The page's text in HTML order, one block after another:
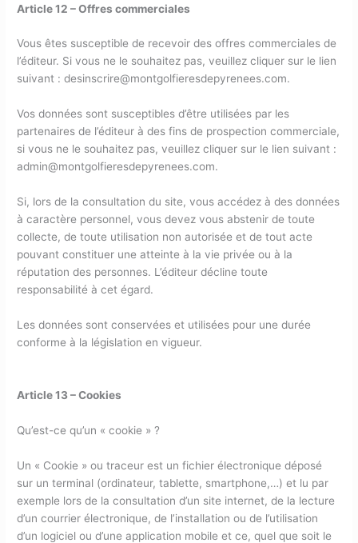
Article 12 – Offres commerciales
Vous êtes susceptible de recevoir des offres commerciales de
l’éditeur. Si vous ne le souhaitez pas, veuillez cliquer sur le lien
suivant : desinscrire@montgolfieresdepyrenees.com.
Vos données sont susceptibles d’être utilisées par les
partenaires de l’éditeur à des fins de prospection commerciale,
si vous ne le souhaitez pas, veuillez cliquer sur le lien suivant :
admin@montgolfieresdepyrenees.com.
Si, lors de la consultation du site, vous accédez à des données
à caractère personnel, vous devez vous abstenir de toute
collecte, de toute utilisation non autorisée et de tout acte
pouvant constituer une atteinte à la vie privée ou à la
réputation des personnes. L’éditeur décline toute
responsabilité à cet égard.
Les données sont conservées et utilisées pour une durée
conforme à la législation en vigueur.
Article 13 – Cookies
Qu’est-ce qu’un « cookie » ?
Un « Cookie » ou traceur est un fichier électronique déposé
sur un terminal (ordinateur, tablette, smartphone,…) et lu par
exemple lors de la consultation d’un site internet, de la lecture
d’un courrier électronique, de l’installation ou de l’utilisation
d’un logiciel ou d’une application mobile et ce, quel que soit le